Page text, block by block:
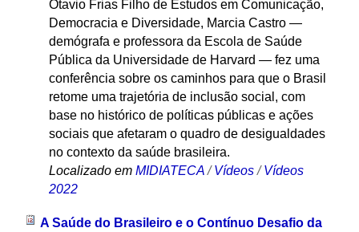
Otavio Frias Filho de Estudos em Comunicação,
Democracia e Diversidade, Marcia Castro —
demógrafa e professora da Escola de Saúde
Pública da Universidade de Harvard — fez uma
conferência sobre os caminhos para que o Brasil
retome uma trajetória de inclusão social, com
base no histórico de políticas públicas e ações
sociais que afetaram o quadro de desigualdades
no contexto da saúde brasileira.
Localizado em MIDIATECA /Vídeos /Vídeos
2022
A Saúde do Brasileiro e o Contínuo Desafio da